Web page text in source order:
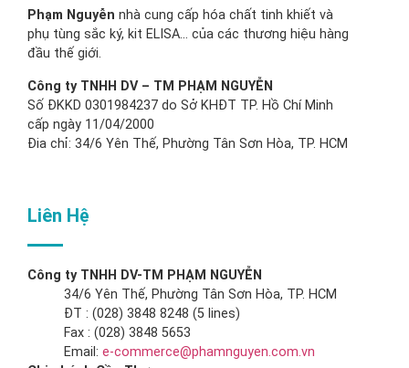
Phạm Nguyễn nhà cung cấp hóa chất tinh khiết và
phụ tùng sắc ký, kit ELISA… của các thương hiệu hàng
đầu thế giới.
Công ty TNHH DV – TM PHẠM NGUYỄN
Số ĐKKD 0301984237 do Sở KHĐT TP. Hồ Chí Minh
cấp ngày 11/04/2000
Đia chỉ: 34/6 Yên Thế, Phường Tân Sơn Hòa, TP. HCM
Liên Hệ
Công ty TNHH DV-TM PHẠM NGUYỄN
34/6 Yên Thế, Phường Tân Sơn Hòa, TP. HCM
ĐT : (028) 3848 8248 (5 lines)
Fax : (028) 3848 5653
Email: e-commerce@phamnguyen.com.vn